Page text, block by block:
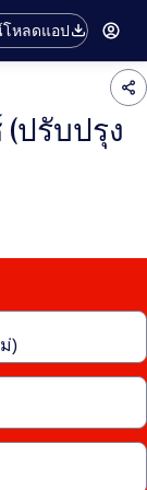
หลดแอป
ปรับปรุง